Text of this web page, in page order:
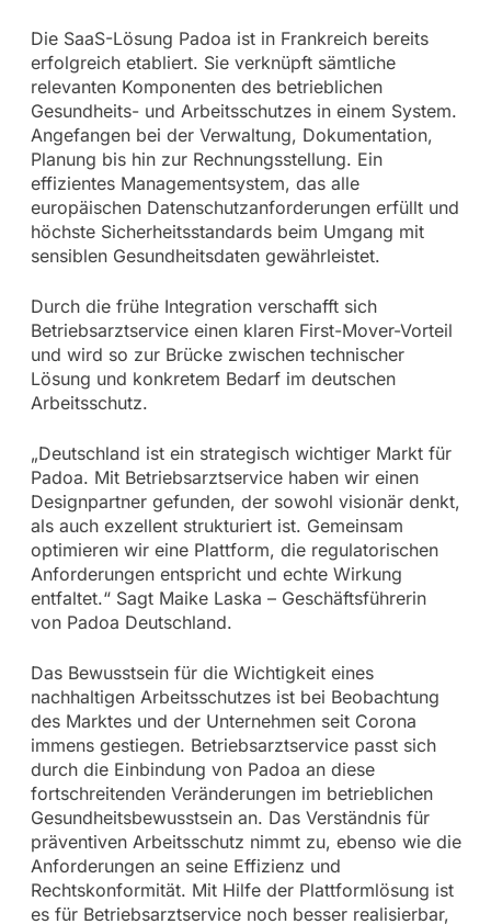
Die SaaS-Lösung Padoa ist in Frankreich bereits
erfolgreich etabliert. Sie verknüpft sämtliche
relevanten Komponenten des betrieblichen
Gesundheits- und Arbeitsschutzes in einem System.
Angefangen bei der Verwaltung, Dokumentation,
Planung bis hin zur Rechnungsstellung. Ein
effizientes Managementsystem, das alle
europäischen Datenschutzanforderungen erfüllt und
höchste Sicherheitsstandards beim Umgang mit
sensiblen Gesundheitsdaten gewährleistet.
Durch die frühe Integration verschafft sich
Betriebsarztservice einen klaren First-Mover-Vorteil
und wird so zur Brücke zwischen technischer
Lösung und konkretem Bedarf im deutschen
Arbeitsschutz.
„Deutschland ist ein strategisch wichtiger Markt für
Padoa. Mit Betriebsarztservice haben wir einen
Designpartner gefunden, der sowohl visionär denkt,
als auch exzellent strukturiert ist. Gemeinsam
optimieren wir eine Plattform, die regulatorischen
Anforderungen entspricht und echte Wirkung
entfaltet.“ Sagt Maike Laska – Geschäftsführerin
von Padoa Deutschland.
Das Bewusstsein für die Wichtigkeit eines
nachhaltigen Arbeitsschutzes ist bei Beobachtung
des Marktes und der Unternehmen seit Corona
immens gestiegen. Betriebsarztservice passt sich
durch die Einbindung von Padoa an diese
fortschreitenden Veränderungen im betrieblichen
Gesundheitsbewusstsein an. Das Verständnis für
präventiven Arbeitsschutz nimmt zu, ebenso wie die
Anforderungen an seine Effizienz und
Rechtskonformität. Mit Hilfe der Plattformlösung ist
es für Betriebsarztservice noch besser realisierbar,